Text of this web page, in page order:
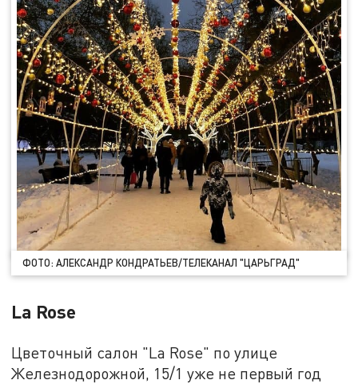
ФОТО: АЛЕКСАНДР КОНДРАТЬЕВ/ТЕЛЕКАНАЛ "ЦАРЬГРАД"
La Rose
Цветочный салон "La Rose" по улице
Железнодорожной, 15/1 уже не первый год